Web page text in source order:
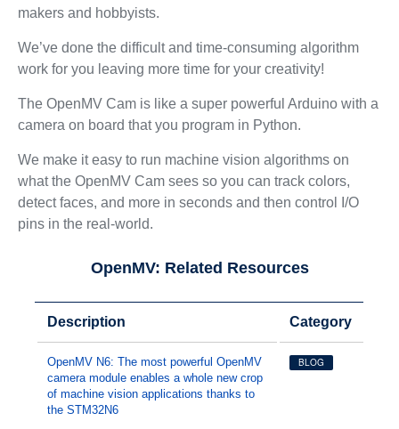
makers and hobbyists.
We’ve done the difficult and time-consuming algorithm
work for you leaving more time for your creativity!
The OpenMV Cam is like a super powerful Arduino with a
camera on board that you program in Python.
We make it easy to run machine vision algorithms on
what the OpenMV Cam sees so you can track colors,
detect faces, and more in seconds and then control I/O
pins in the real-world.
OpenMV: Related Resources
Description Category
OpenMV N6: The most powerful OpenMV
camera module enables a whole new crop
of machine vision applications thanks to
the STM32N6
BLOG